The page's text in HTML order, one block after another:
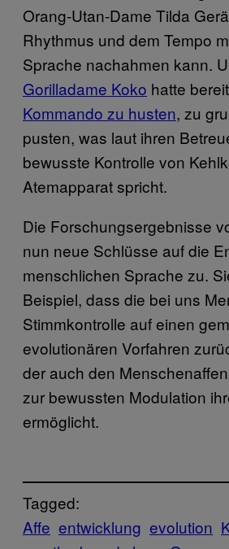
Orang-Utan-Dame Tilda
Rhythmus und dem Tempo
Sprache nachahmen kann.
Gorilladame Koko hatte
Kommando zu husten, zu
pusten, was laut ihren
bewusste Kontrolle von
Atemapparat spricht.
Die Forschungsergebnisse
nun neue Schlüsse auf die
menschlichen Sprache zu.
Beispiel, dass die bei uns
Stimmkontrolle auf einen
evolutionären Vorfahren
der auch den
zur bewussten Modulation
ermöglicht.
Tagged:
Affe entwicklung evolution